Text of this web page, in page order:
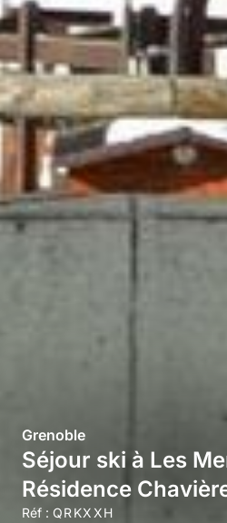
Grenoble
Séjour ski à Les
Résidence
Réf : QRKXXH